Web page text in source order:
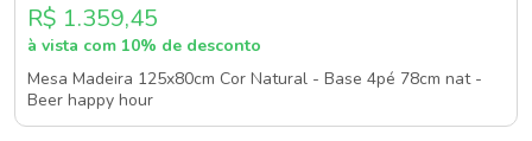
R$ 1.359,45
à vista com 10% de desconto
Mesa Madeira 125x80cm Cor Natural - Base 4pé 78cm nat -
Beer happy hour